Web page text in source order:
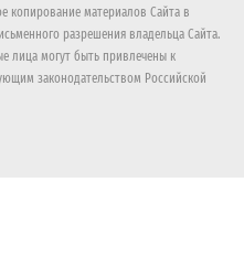
копирование материалов Сайта в
разрешения владельца Сайта.
лица могут быть привлечены к
законодательством Российской